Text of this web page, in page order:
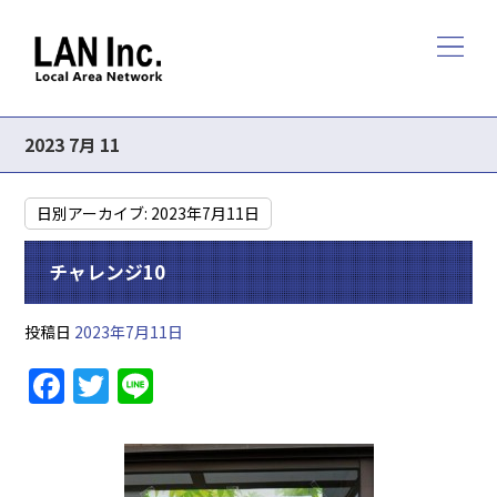
2023 7月 11
日別アーカイブ: 2023年7月11日
チャレンジ10
投稿日 2023年7月11日
F
a
T
w
itte